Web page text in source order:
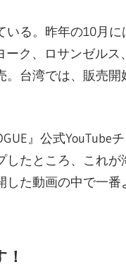
る。昨年の10月
ーク、ロサンゼル
。台湾では、販売
』公式
したところ、これ
した動画の中で一